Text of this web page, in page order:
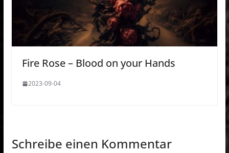
Fire Rose – Blood on your Hands
2023-09-04
Schreibe einen Kommentar